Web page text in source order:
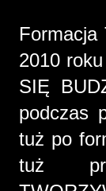
Formacja
2010
SIĘ
podczas
tuż po
tuż